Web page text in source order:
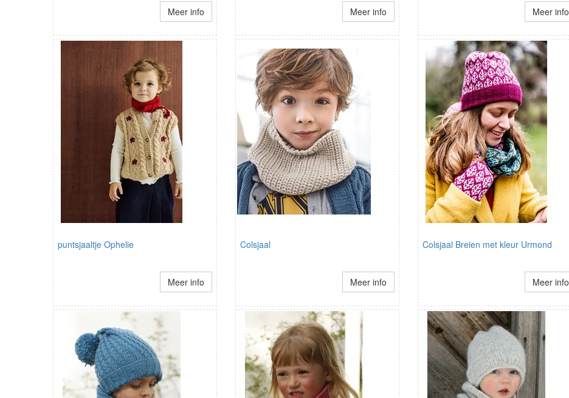
Meer info Meer info Meer info
puntsjaaltje Ophelie
Meer info
Colsjaal
Meer info
Colsjaal Breien met kleur Urmond
Meer info